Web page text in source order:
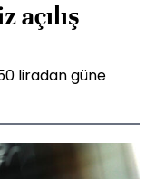
açılış
liradan güne